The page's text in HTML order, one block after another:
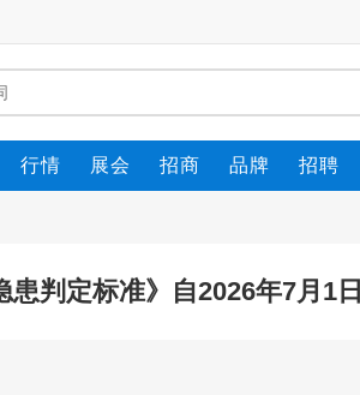
行情 展会 招商 品牌 招聘
患判定标准》自2026年7月1